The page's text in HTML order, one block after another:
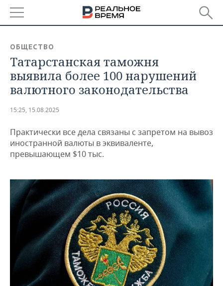
БАШКОРТОСТАН
ТАТАРСТАН
НОВОСТИ
АНАЛИТИКА
ДЕКЛАРАЦИИ О ДОХОДАХ
КОРОЛИ ГОСЗАКАЗА ПФО
КОМУ ПРИНАДЛЕЖАТ
ТОРГОВЫЕ ЦЕНТРЫ
ТАТАРСТАНА
НОВОСТИ ЭКОНОМИКИ
ФИНАНСЫ
БЮДЖЕТ
ИНВЕСТИЦИИ
ПРОМЫШЛЕННОСТЬ
НОВОСТИ
ПРОМЫШЛЕННОСТИ
АГРОПРОМ
МАШИНОСТРОЕНИЕ
НЕФТЕХИМИЯ
НЕФТЬ
НЕДВИЖИМОСТЬ
НОВОСТИ АВТО
БИЗНЕС
НОВОСТИ БИЗНЕСА
РОЗНИЧНАЯ ТОРГОВЛЯ
ТРАНСПОРТ
ТЕХНОЛОГИИ
НОВОСТИ ТЕХНОЛОГИЙ
IT
МЕРОПРИЯТИЯ
НОВОСТИ МЕРОПРИЯТИЙ
СПОРТ
ОБЩЕСТВО
Татарстанская таможня
выявила более 100 нарушений
валютного законодательства
15:25, 15.08.2025
Практически все дела связаны с запретом на вывоз
иностранной валюты в эквиваленте,
превышающем $10 тыс.